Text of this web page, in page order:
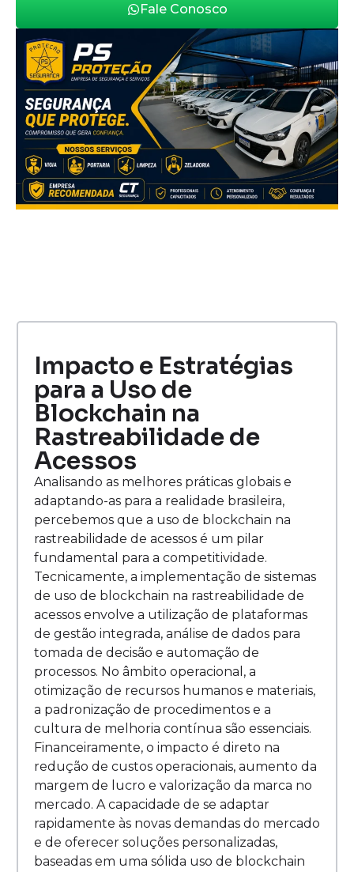
Fale Conosco
Impacto e Estratégias
para a Uso de
Blockchain na
Rastreabilidade de
Acessos
Analisando as melhores práticas globais e
adaptando-as para a realidade brasileira,
percebemos que a uso de blockchain na
rastreabilidade de acessos é um pilar
fundamental para a competitividade.
Tecnicamente, a implementação de sistemas
de uso de blockchain na rastreabilidade de
acessos envolve a utilização de plataformas
de gestão integrada, análise de dados para
tomada de decisão e automação de
processos. No âmbito operacional, a
otimização de recursos humanos e materiais,
a padronização de procedimentos e a
cultura de melhoria contínua são essenciais.
Financeiramente, o impacto é direto na
redução de custos operacionais, aumento da
margem de lucro e valorização da marca no
mercado. A capacidade de se adaptar
rapidamente às novas demandas do mercado
e de oferecer soluções personalizadas,
baseadas em uma sólida uso de blockchain